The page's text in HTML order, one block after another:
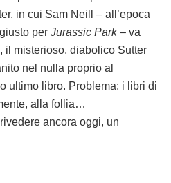
in cui Sam Neill – all’epoca
per Jurassic Park– va
il misterioso, diabolico Sutter
nel nulla proprio al
ultimo libro. Problema: i libri di
alla follia…
ancora oggi, un